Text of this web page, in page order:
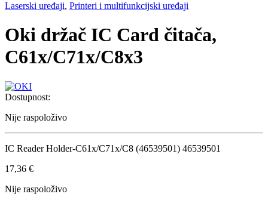
Laserski uređaji, Printeri i multifunkcijski uređaji
Oki držač IC Card čitača,
C61x/C71x/C8x3
Dostupnost:
Nije raspoloživo
IC Reader Holder-C61x/C71x/C8 (46539501) 46539501
17,36 €
Nije raspoloživo